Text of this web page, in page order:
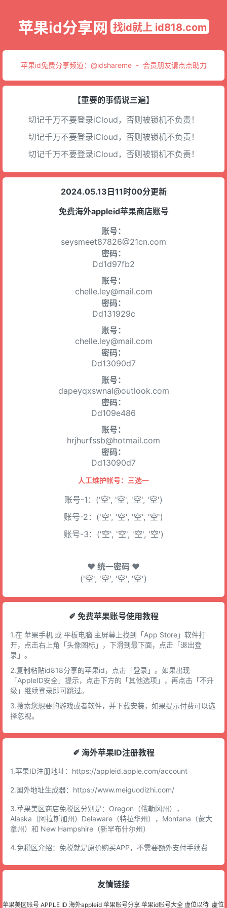
苹果id分享网 找id就上 id818.com
苹果id免费分享频道： @idshareme- 会员朋友请点点助力
【重要的事情说三遍】
切记千万不要登录iCloud，否则被锁机不负责！
切记千万不要登录iCloud，否则被锁机不负责！
切记千万不要登录iCloud，否则被锁机不负责！
2024.05.13日11时00分更新
免费海外appleid苹果商店账号
账号：
seysmeet87826@21cn.com
密码：
Dd1d97fb2
账号：
chelle.ley@mail.com
密码：
Dd131929c
账号：
chelle.ley@mail.com
密码：
Dd13090d7
账号：
dapeyqxswnal@outlook.com
密码：
Dd109e486
账号：
hrjhurfssb@hotmail.com
密码：
Dd13090d7
人工维护帐号：三选一
账号-1：('空', '空', '空', '空')
账号-2：('空', '空', '空', '空')
账号-3：('空', '空', '空', '空')
♥ 统一密码 ♥
('空', '空', '空', '空')
✐ 免费苹果账号使用教程
1.在 苹果手机 或 平板电脑 主屏幕上找到「App Store」软件打
开，点击右上角「头像图标」，下滑到最下面，点击「退出登
录」。
2.复制粘贴id818分享的苹果id，点击「登录」。如果出现
「AppleID安全」提示，点击下方的「其他选项」，再点击「不升
级」继续登录即可跳过。
3.搜索您想要的游戏或者软件，并下载安装，如果提示付费可以选
择忽视。
✐ 海外苹果ID注册教程
1.苹果ID注册地址： https://appleid.apple.com/account
2.国外地址生成器： https://www.meiguodizhi.com/
3.苹果美区商店免税区分别是：Oregon（俄勒冈州），
Alaska（阿拉斯加州）Delaware（特拉华州），Montana（蒙大
拿州）和 New Hampshire（新罕布什尔州）
4.免税区介绍：免税就是原价购买APP，不需要额外支付手续费
友情链接
苹果美区账号 APPLE ID 海外appleid 苹果账号分享 苹果id账号大全 虚位以待 虚位